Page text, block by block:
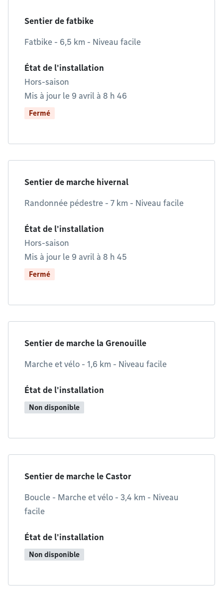
Sentier de fatbike
Fatbike - 6,5 km - Niveau facile
État de l'installation
Hors-saison
Mis à jour le 9 avril à 8 h 46
Fermé
Sentier de marche hivernal
Randonnée pédestre - 7 km - Niveau facile
État de l'installation
Hors-saison
Mis à jour le 9 avril à 8 h 45
Fermé
Sentier de marche la Grenouille
Marche et vélo - 1,6 km - Niveau facile
État de l'installation
Non disponible
Sentier de marche le Castor
Boucle - Marche et vélo - 3,4 km - Niveau
facile
État de l'installation
Non disponible